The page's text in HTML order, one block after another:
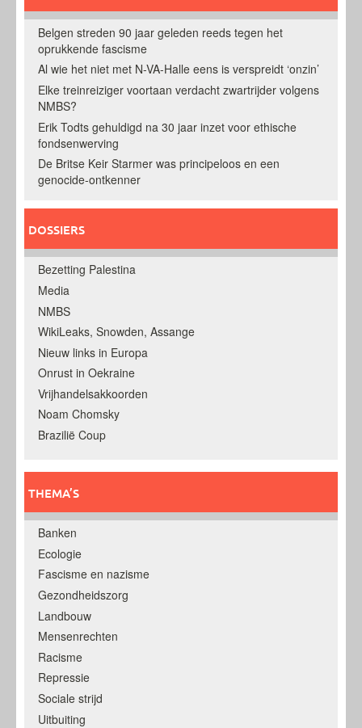
Belgen streden 90 jaar geleden reeds tegen het
oprukkende fascisme
Al wie het niet met N-VA-Halle eens is verspreidt ‘onzin’
Elke treinreiziger voortaan verdacht zwartrijder volgens
NMBS?
Erik Todts gehuldigd na 30 jaar inzet voor ethische
fondsenwerving
De Britse Keir Starmer was principeloos en een
genocide-ontkenner
DOSSIERS
Bezetting Palestina
Media
NMBS
WikiLeaks, Snowden, Assange
Nieuw links in Europa
Onrust in Oekraine
Vrijhandelsakkoorden
Noam Chomsky
Brazilië Coup
THEMA’S
Banken
Ecologie
Fascisme en nazisme
Gezondheidszorg
Landbouw
Mensenrechten
Racisme
Repressie
Sociale strijd
Uitbuiting